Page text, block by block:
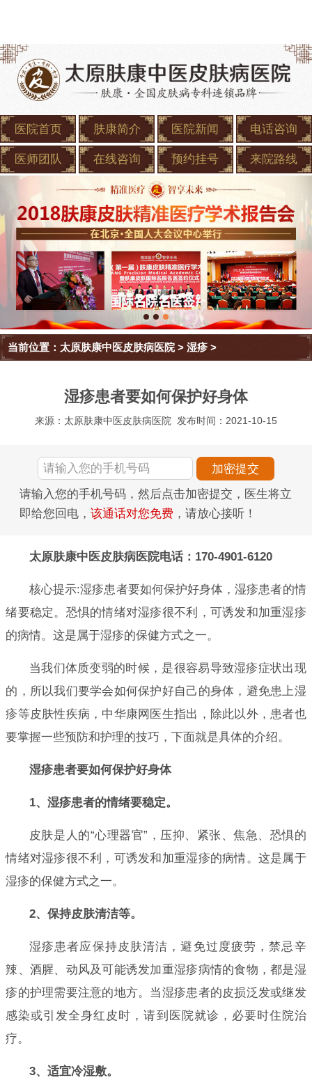
医院首页 肤康简介 医院新闻 电话咨询
医师团队 在线咨询 预约挂号 来院路线
当前位置： 太原肤康中医皮肤病医院>湿疹 >
湿疹患者要如何保护好身体
来源：太原肤康中医皮肤病医院 发布时间：2021-10-15
请输入您的手机号码，然后点击加密提交，医生将立
即给您回电， 该通话对您免费 ，请放心接听！
太原肤康中医皮肤病医院电话：170-4901-6120
核心提示:湿疹患者要如何保护好身体，湿疹患者的情
绪要稳定。恐惧的情绪对湿疹很不利，可诱发和加重湿疹
的病情。这是属于湿疹的保健方式之一。
当我们体质变弱的时候，是很容易导致湿疹症状出现
的，所以我们要学会如何保护好自己的身体，避免患上湿
疹等皮肤性疾病，中华康网医生指出，除此以外，患者也
要掌握一些预防和护理的技巧，下面就是具体的介绍。
湿疹患者要如何保护好身体
1、湿疹患者的情绪要稳定。
皮肤是人的“心理器官”，压抑、紧张、焦急、恐惧的
情绪对湿疹很不利，可诱发和加重湿疹的病情。这是属于
湿疹的保健方式之一。
2、保持皮肤清洁等。
湿疹患者应保持皮肤清洁，避免过度疲劳，禁忌辛
辣、酒腥、动风及可能诱发加重湿疹病情的食物，都是湿
疹的护理需要注意的地方。当湿疹患者的皮损泛发或继发
感染或引发全身红皮时，请到医院就诊，必要时住院治
疗。
3、适宜冷湿敷。